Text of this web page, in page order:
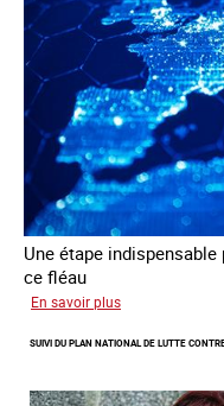
des
fins
d’exploitation
sexuelle
Une étape
ce fléau
En savoir plus
la
des
SUIVI DU PLAN NATIONAL DE LUTTE